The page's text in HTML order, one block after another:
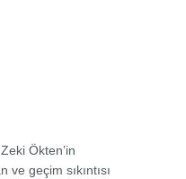
Ökten’in
geçim sıkıntısı